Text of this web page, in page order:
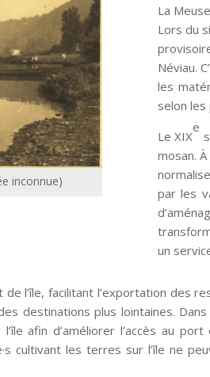
inconnue)
La
Lors du
Néviau.
les
selon les
Le XIX
e
mosan.
par les
un
l’île, facilitant l’exportation des
destinations plus lointaines.
afin d’améliorer l’accès au
cultivant les terres sur l’île ne